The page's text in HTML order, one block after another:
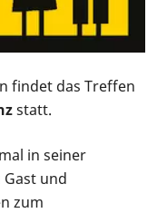
findet das Treffen
statt.
in seiner
und
zum